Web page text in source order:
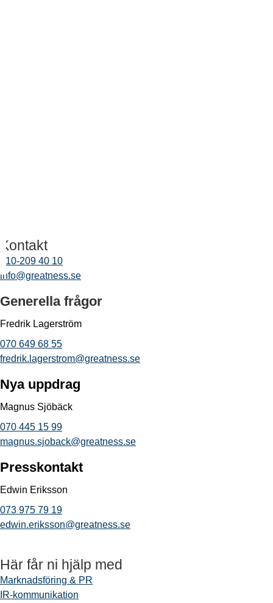
Kontakt
010-209 40 10
info@greatness.se
Generella frågor
Fredrik Lagerström
070 649 68 55
fredrik.lagerstrom@greatness.se
Nya uppdrag
Magnus Sjöbäck
070 445 15 99
magnus.sjoback@greatness.se
Presskontakt
Edwin Eriksson
073 975 79 19
edwin.eriksson@greatness.se
Här får ni hjälp med
Marknadsföring & PR
IR-kommunikation